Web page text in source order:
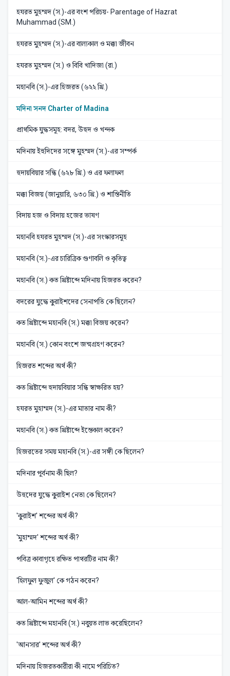
হযরত মুহম্মদ (স.)-এর বংশ পরিচয়- Parentage of Hazrat
Muhammad (SM.)
হযরত মুহম্মদ (স.)-এর বাল্যকাল ও মক্কা জীবন
হযরত মুহম্মদ (স.) ও বিবি খাদিজা (রা.)
মহানবি (স.)-এর হিজরত (৬২২ খ্রি.)
মদিনা সনদ Charter of Madina
প্রাথমিক যুদ্ধসমূহ: বদর, উহুদ ও খন্দক
মদিনায় ইহুদিদের সঙ্গে মুহম্মদ (স.)-এর সম্পর্ক
হুদায়বিয়ার সন্ধি (৬২৮ খ্রি.) ও এর ফলাফল
মক্কা বিজয় (জানুয়ারি, ৬৩০ খ্রি.) ও শান্তিনীতি
বিদায় হজ ও বিদায় হজের ভাষণ
মহানবি হযরত মুহম্মদ (স.)-এর সংস্কারসমূহ
মহানবি (স.)-এর চারিত্রিক গুণাবলি ও কৃতিত্ব
মহানবি (স.) কত খ্রিষ্টাব্দে মদিনায় হিজরত করেন?
বদরের যুদ্ধে কুরাইশদের সেনাপতি কে ছিলেন?
কত খ্রিষ্টাব্দে মহানবি (স.) মক্কা বিজয় করেন?
মহানবি (স.) কোন বংশে জন্মগ্রহণ করেন?
হিজরত শব্দের অর্থ কী?
কত খ্রিষ্টাব্দে হুদায়বিয়ার সন্ধি স্বাক্ষরিত হয়?
হযরত মুহাম্মদ (স.)-এর মাতার নাম কী?
মহানবি (স.) কত খ্রিষ্টাব্দে ইন্তেকাল করেন?
হিজরতের সময় মহানবি (স.)-এর সঙ্গী কে ছিলেন?
মদিনার পূর্বনাম কী ছিল?
উহুদের যুদ্ধে কুরাইশ নেতা কে ছিলেন?
'কুরাইশ' শব্দের অর্থ কী?
'মুহাম্মদ' শব্দের অর্থ কী?
পবিত্র কাবাগৃহে রক্ষিত পাথরটির নাম কী?
'হিলফুল ফুজুল' কে গঠন করেন?
আল-আমিন শব্দের অর্থ কী?
কত খ্রিষ্টাব্দে মহানবি (স.) নবুয়ত লাভ করেছিলেন?
'আনসার' শব্দের অর্থ কী?
মদিনায় হিজরতকারীরা কী নামে পরিচিত?